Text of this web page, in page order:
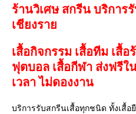
ร้านวิเศษ สกรีน บริการ
เชียงราย
เสื้อกิจกรรม เสื้อทีม เสื้อ
ฟุตบอล เสื้อกีฬา ส่งฟรีใ
เวลา ไม่ดองงาน
บริการรับสกรีนเสื้อทุกชนิด ทั้งเสื้อ